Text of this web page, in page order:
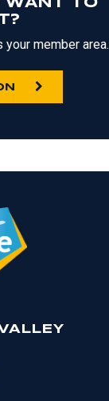
WANT TO
member area.